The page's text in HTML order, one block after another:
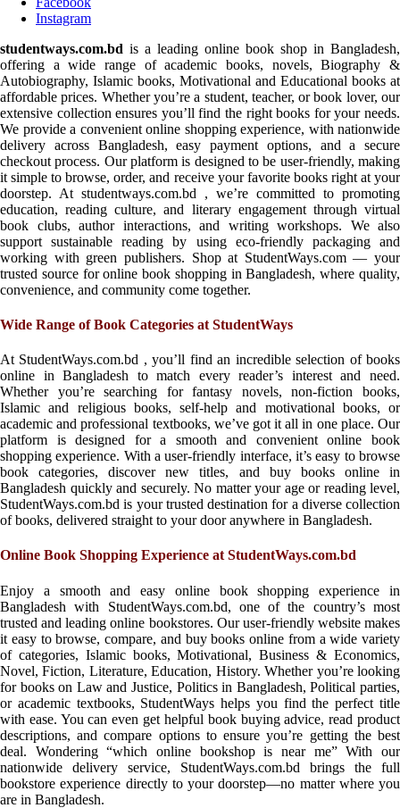
Instagram
studentways.com.bd is a leading online book shop in Bangladesh,
offering a wide range of academic books, novels, Biography &
Autobiography, Islamic books, Motivational and Educational books at
affordable prices. Whether you’re a student, teacher, or book lover, our
extensive collection ensures you’ll find the right books for your needs.
We provide a convenient online shopping experience, with nationwide
delivery across Bangladesh, easy payment options, and a secure
checkout process. Our platform is designed to be user-friendly, making
it simple to browse, order, and receive your favorite books right at your
doorstep. At studentways.com.bd , we’re committed to promoting
education, reading culture, and literary engagement through virtual
book clubs, author interactions, and writing workshops. We also
support sustainable reading by using eco-friendly packaging and
working with green publishers. Shop at StudentWays.com — your
trusted source for online book shopping in Bangladesh, where quality,
convenience, and community come together.
Wide Range of Book Categories at StudentWays
At StudentWays.com.bd , you’ll find an incredible selection of books
online in Bangladesh to match every reader’s interest and need.
Whether you’re searching for fantasy novels, non-fiction books,
Islamic and religious books, self-help and motivational books, or
academic and professional textbooks, we’ve got it all in one place. Our
platform is designed for a smooth and convenient online book
shopping experience. With a user-friendly interface, it’s easy to browse
book categories, discover new titles, and buy books online in
Bangladesh quickly and securely. No matter your age or reading level,
StudentWays.com.bd is your trusted destination for a diverse collection
of books, delivered straight to your door anywhere in Bangladesh.
Online Book Shopping Experience at StudentWays.com.bd
Enjoy a smooth and easy online book shopping experience in
Bangladesh with StudentWays.com.bd, one of the country’s most
trusted and leading online bookstores. Our user-friendly website makes
it easy to browse, compare, and buy books online from a wide variety
of categories, Islamic books, Motivational, Business & Economics,
Novel, Fiction, Literature, Education, History. Whether you’re looking
for books on Law and Justice, Politics in Bangladesh, Political parties,
or academic textbooks, StudentWays helps you find the perfect title
with ease. You can even get helpful book buying advice, read product
descriptions, and compare options to ensure you’re getting the best
deal. Wondering “which online bookshop is near me” With our
nationwide delivery service, StudentWays.com.bd brings the full
bookstore experience directly to your doorstep—no matter where you
are in Bangladesh.